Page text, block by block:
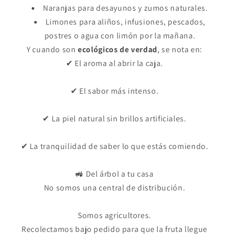
Naranjas para desayunos y zumos naturales.
Limones para aliños, infusiones, pescados,
postres o agua con limón por la mañana.
Y cuando sonecológicos de verdad, se nota en:
✔ El aroma al abrir la caja.
✔ El sabor más intenso.
✔ La piel natural sin brillos artificiales.
✔ La tranquilidad de saber lo que estás comiendo.
🚜 Del árbol a tu casa
No somos una central de distribución.
Somos agricultores.
Recolectamos bajo pedido para que la fruta llegue